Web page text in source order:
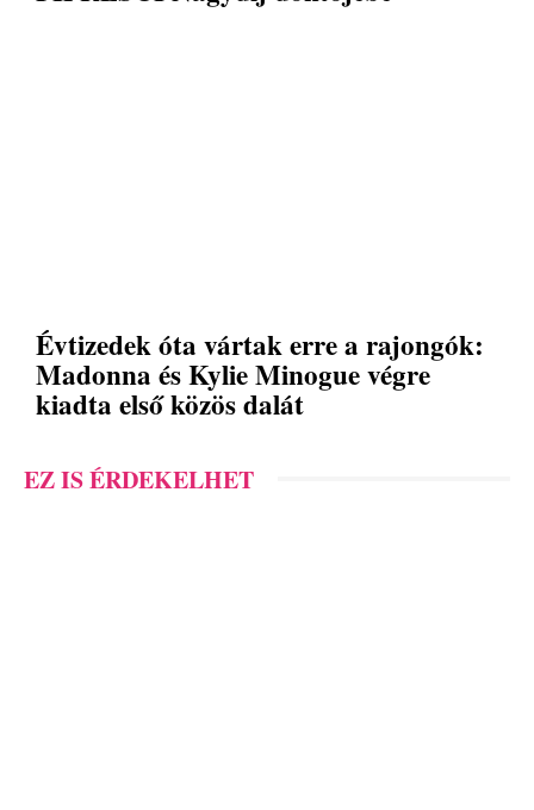
Évtizedek óta vártak erre a rajongók:
Madonna és Kylie Minogue végre
kiadta első közös dalát
EZ IS ÉRDEKELHET